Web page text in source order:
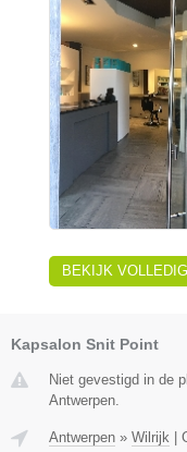
BEKIJK
Kapsalon Snit Point
Niet gevestigd in de
Antwerpen.
Antwerpen » Wilrijk